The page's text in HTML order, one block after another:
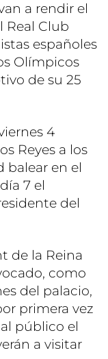
a rendir el
Real Club
españoles
Olímpicos
de su 25
4
Reyes a los
balear en el
7 el
del
de la Reina
como
del palacio,
primera vez
público el
a visitar